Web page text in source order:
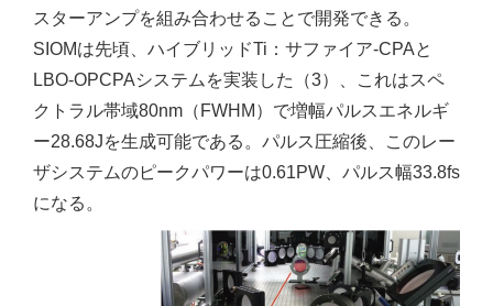
スターアンプを組み合わせることで開発できる。
SIOMは先頃、ハイブリッドTi：サファイア-CPAと
LBO-OPCPAシステムを実装した（3）、これはスペ
クトラル帯域80nm（FWHM）で増幅パルスエネルギ
ー28.68Jを生成可能である。パルス圧縮後、このレー
ザシステムのピークパワーは0.61PW、パルス幅33.8fs
になる。